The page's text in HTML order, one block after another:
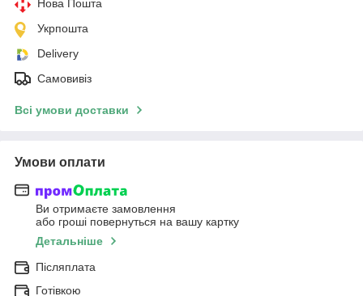
Нова Пошта
Укрпошта
Delivery
Самовивіз
Всі умови доставки
Умови оплати
Ви отримаєте замовлення
або гроші повернуться на вашу картку
Детальніше
Післяплата
Готівкою